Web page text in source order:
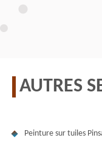
AUTRES
Peinture sur tuiles